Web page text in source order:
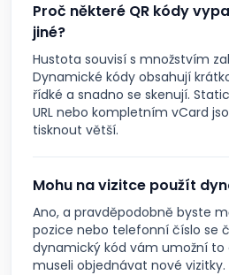
Proč některé QR kódy
jiné?
Hustota souvisí s množstvím
Dynamické kódy obsahují
řídké a snadno se skenují.
URL nebo kompletním vCard
tisknout větší.
Mohu na vizitce použít
Ano, a pravděpodobně byste
pozice nebo telefonní číslo se
dynamický kód vám umožní to
museli objednávat nové vizitky.